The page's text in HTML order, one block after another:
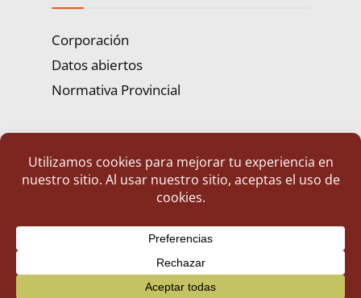
Corporación
Datos abiertos
Normativa Provincial
Atención Ciudadana
Propuestas Ciudadanas